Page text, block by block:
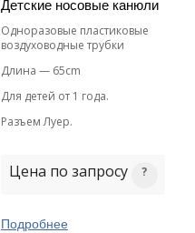
Детские носовые канюли
Одноразовые пластиковые
воздуховодные трубки
Длина — 65cm
Для детей от 1 года.
Разъем Луер.
Цена по запросу
Подробнее